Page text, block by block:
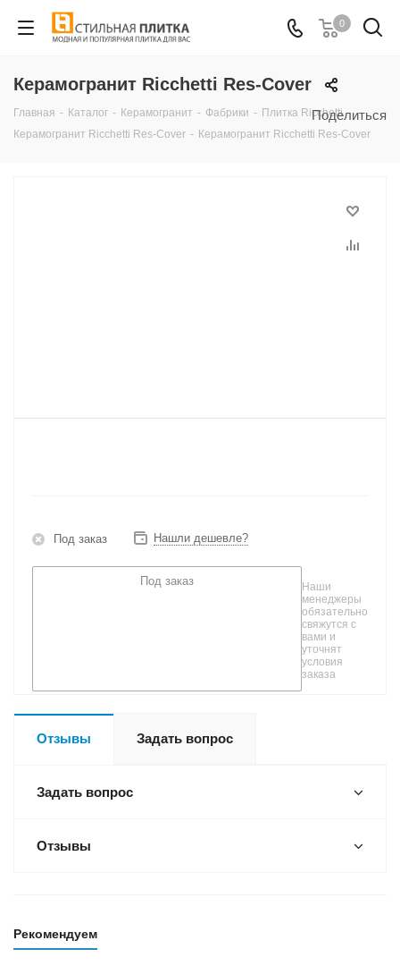
0
Поделиться
Керамогранит Ricchetti Res-Cover
Главная - Каталог - Керамогранит - Фабрики - Плитка Ricchetti -
Керамогранит Ricchetti Res-Cover - Керамогранит Ricchetti Res-Cover
Под заказ Нашли дешевле?
Под заказ
Наши
менеджеры
обязательно
свяжутся с
вами и
уточнят
условия
заказа
Отзывы Задать вопрос
Задать вопрос
Отзывы
Рекомендуем